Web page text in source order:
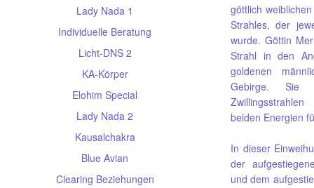
Lady Nada 1
Individuelle Beratung
Licht-DNS 2
KA-Körper
Elohim Special
Lady Nada 2
Kausalchakra
Blue Avian
Clearing Beziehungen
göttlich
Strahles, der
wurde. Göttin
Strahl in den
goldenen
Gebirge. Sie
beiden Energien
In dieser
der
und dem